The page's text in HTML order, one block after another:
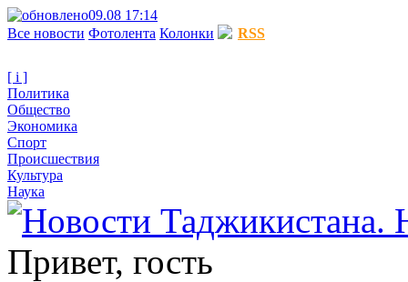
09.08 17:14
Все новости Фотолента Колонки RSS
[ i ]
Политика
Общество
Экономика
Спорт
Происшествия
Культура
Наука
Привет, гость